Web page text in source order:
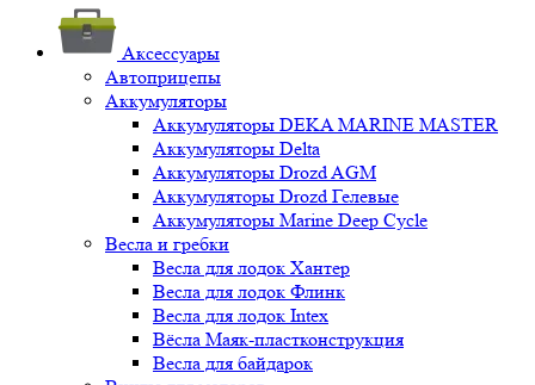
Аксессуары
Автоприцепы
Аккумуляторы
Аккумуляторы DEKA MARINE MASTER
Аккумуляторы Delta
Аккумуляторы Drozd AGM
Аккумуляторы Drozd Гелевые
Аккумуляторы Marine Deep Cycle
Весла и гребки
Весла для лодок Хантер
Весла для лодок Флинк
Весла для лодок Intex
Вёсла Маяк-пластконструкция
Весла для байдарок